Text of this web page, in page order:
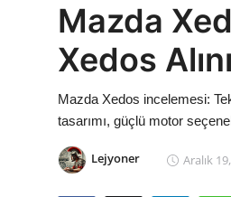
İletişim
Araba Markaları
Paketler
Karşılaştırmalar
Kronik Sorunlar
Mazda
Xedos
Mazda Xedos incelemesi:
tasarımı, güçlü motor
Lejyoner Aralık